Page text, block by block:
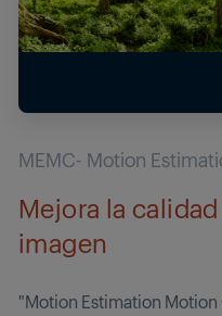
MEMC- Motion
Mejora la
imagen
"Motion Estimation